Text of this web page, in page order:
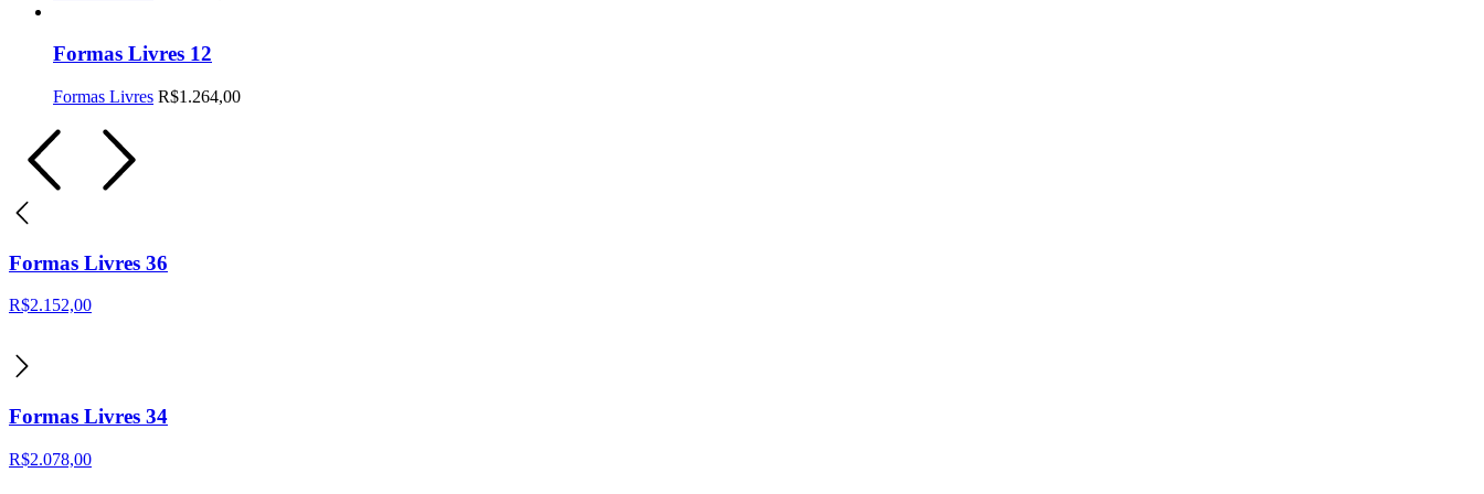
Formas Livres 12
Formas Livres R$1.264,00
Formas Livres 36
R$2.152,00
Formas Livres 34
R$2.078,00